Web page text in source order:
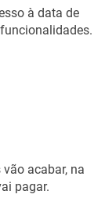
à data de
acabar, na
pagar.